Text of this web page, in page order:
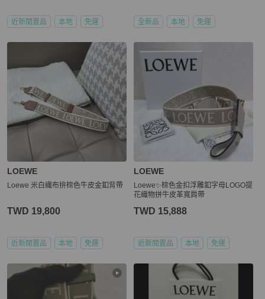
近新閒置品 本地 免運 全新品 本地 免運
LOEWE
Loewe 米白織布拚棕色牛皮金釦背帶
TWD 19,800
近新閒置品 本地 免運
LOEWE
Loewe✨棕色金扣浮雕釦字母LOGO提
花織物拼牛皮革寬肩帶
TWD 15,888
近新閒置品 本地 免運